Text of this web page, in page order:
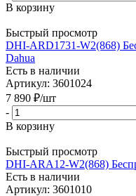
В корзину
Быстрый просмотр
DHI-ARD1731-W2(868)
Dahua
Есть в наличии
Артикул: 3601024
7 890 ₽/шт
-
В корзину
Быстрый просмотр
DHI-ARA12-W2(868)
Есть в наличии
Артикул: 3601010